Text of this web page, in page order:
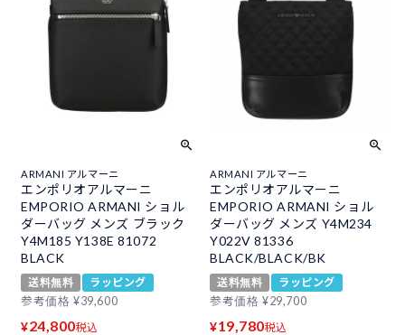
ARMANI アルマーニ
エンポリオアルマーニ
EMPORIO ARMANI ショル
ダーバッグ メンズ ブラック
Y4M185 Y138E 81072
BLACK
送料無料
ラッピング
参考価格 ¥39,600
¥24,800税込
ARMANI アルマーニ
エンポリオアルマーニ
EMPORIO ARMANI ショル
ダーバッグ メンズ Y4M234
Y022V 81336
BLACK/BLACK/BK
送料無料
ラッピング
参考価格 ¥29,700
¥19,780税込